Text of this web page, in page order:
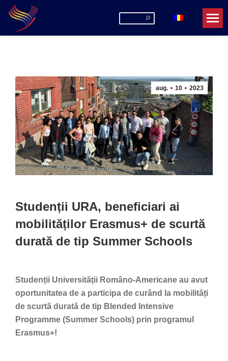
Search:
aug. 10 2023
Studenții URA, beneficiari ai
mobilităților Erasmus+ de scurtă
durată de tip Summer Schools
Studenții Universității Româno-Americane au avut
oportunitatea de a participa de curând la mobilități
de scurtă durată de tip Blended Intensive
Programme (Summer Schools) prin programul
Erasmus+!